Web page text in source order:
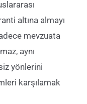
altına almayı
mevzuata
aynı
yönlerini
karşılamak